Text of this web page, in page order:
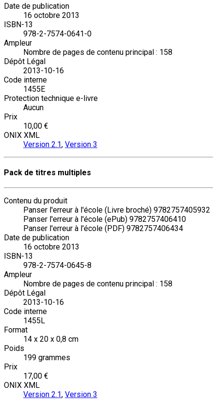
Date de publication
16 octobre 2013
ISBN-13
978-2-7574-0641-0
Ampleur
Nombre de pages de contenu principal : 158
Dépôt Légal
2013-10-16
Code interne
1455E
Protection technique e-livre
Aucun
Prix
10,00 €
ONIX XML
Version 2.1, Version 3
Pack de titres multiples
Contenu du produit
Panser l'erreur à l'école (Livre broché) 9782757405932
Panser l'erreur à l'école (ePub) 9782757406410
Panser l'erreur à l'école (PDF) 9782757406434
Date de publication
16 octobre 2013
ISBN-13
978-2-7574-0645-8
Ampleur
Nombre de pages de contenu principal : 158
Dépôt Légal
2013-10-16
Code interne
1455L
Format
14 x 20 x 0,8 cm
Poids
199 grammes
Prix
17,00 €
ONIX XML
Version 2.1, Version 3